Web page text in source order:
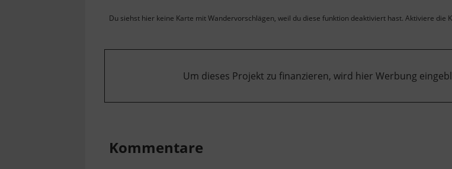
Du siehst hier keine Karte mit Wandervorschlägen, weil du diese funktion deaktiviert hast. Aktiviere die
Um dieses Projekt zu finanzieren, wird hier Werbung
Kommentare